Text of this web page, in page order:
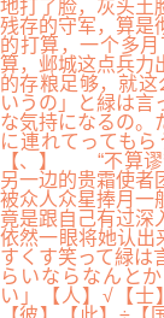
地打了脸，灰头
残存的守军，算是
的打算，一个多
算，邺城这点兵力
的存粮足够，就
いうの」と緑は言
な気持になるの。
に連れてっても
【、】 “不算谬
另一边的贵霜使者
被众人众星捧月一
竟是跟自己有过深
依然一眼将她认
すくす笑って緑は
らいならなんと
い」【人】√【士